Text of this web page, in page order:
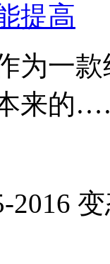
提高
一款
来的
2016